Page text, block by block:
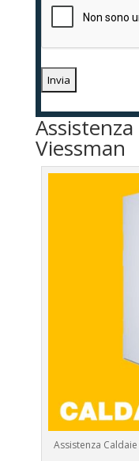
Viessman
Assistenza